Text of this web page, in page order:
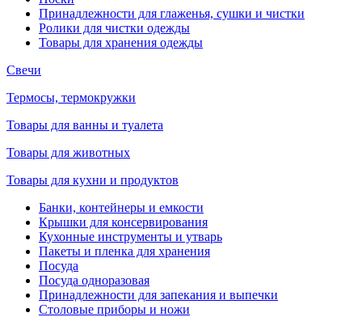
Принадлежности для глаженья, сушки и чистки
Ролики для чистки одежды
Товары для хранения одежды
Свечи
Термосы, термокружки
Товары для ванны и туалета
Товары для животных
Товары для кухни и продуктов
Банки, контейнеры и емкости
Крышки для консервирования
Кухонные инструменты и утварь
Пакеты и пленка для хранения
Посуда
Посуда одноразовая
Принадлежности для запекания и выпечки
Столовые приборы и ножи